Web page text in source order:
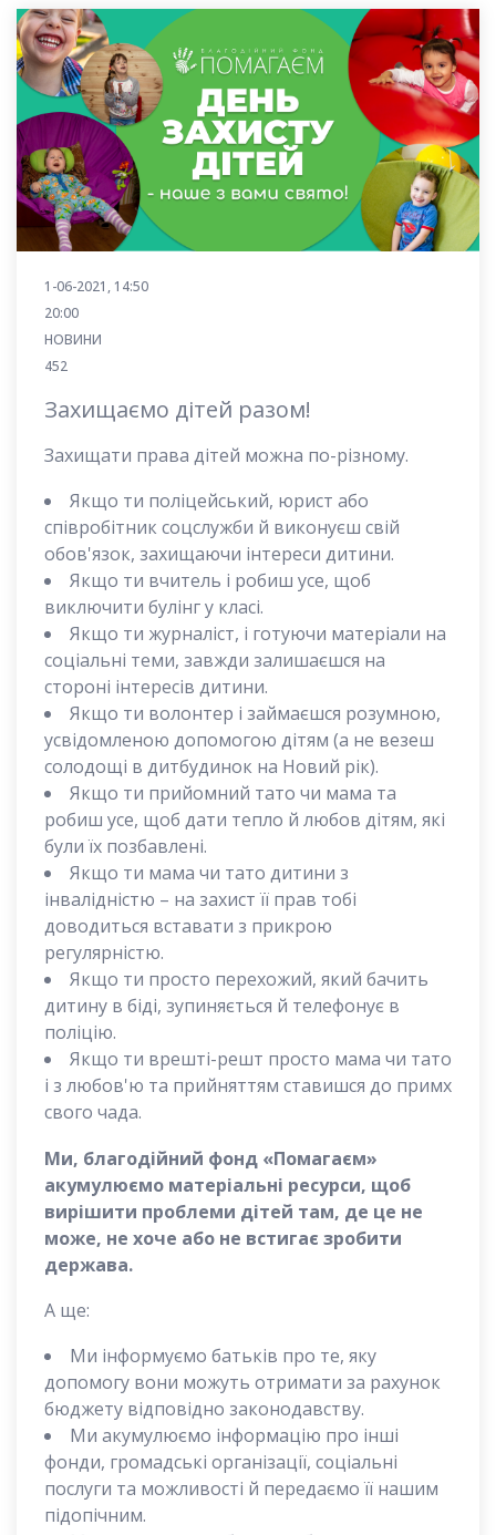
1-06-2021, 14:50
20:00
НОВИНИ
452
Захищаємо дітей разом!
Захищати права дітей можна по-різному.
Якщо ти поліцейський, юрист або
співробітник соцслужби й виконуєш свій
обов'язок, захищаючи інтереси дитини.
Якщо ти вчитель і робиш усе, щоб
виключити булінг у класі.
Якщо ти журналіст, і готуючи матеріали на
соціальні теми, завжди залишаєшся на
стороні інтересів дитини.
Якщо ти волонтер і займаєшся розумною,
усвідомленою допомогою дітям (а не везеш
солодощі в дитбудинок на Новий рік).
Якщо ти прийомний тато чи мама та
робиш усе, щоб дати тепло й любов дітям, які
були їх позбавлені.
Якщо ти мама чи тато дитини з
інвалідністю – на захист її прав тобі
доводиться вставати з прикрою
регулярністю.
Якщо ти просто перехожий, який бачить
дитину в біді, зупиняється й телефонує в
поліцію.
Якщо ти врешті-решт просто мама чи тато
і з любов'ю та прийняттям ставишся до примх
свого чада.
Ми, благодійний фонд «Помагаєм»
акумулюємо матеріальні ресурси, щоб
вирішити проблеми дітей там, де це не
може, не хоче або не встигає зробити
держава.
А ще:
Ми інформуємо батьків про те, яку
допомогу вони можуть отримати за рахунок
бюджету відповідно законодавству.
Ми акумулюємо інформацію про інші
фонди, громадські організації, соціальні
послуги та можливості й передаємо її нашим
підопічним.